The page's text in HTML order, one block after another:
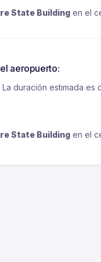
State Building en el
aeropuerto:
La duración estimada es
State Building en el